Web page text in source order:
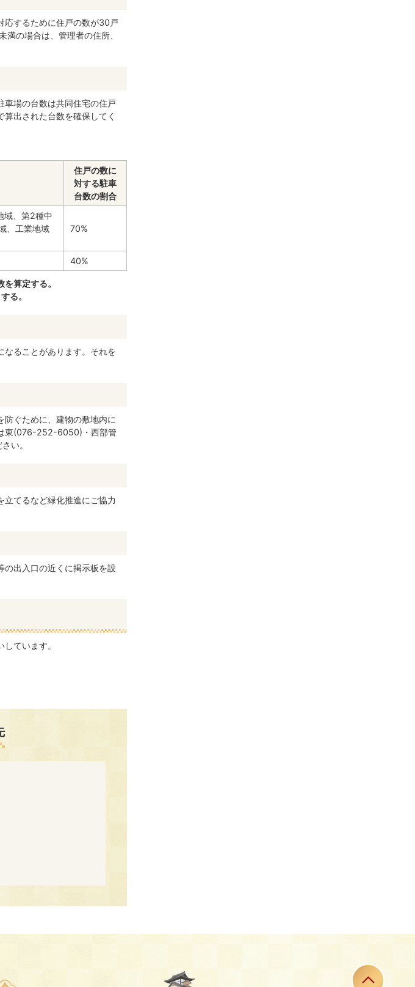
応するために住戸の数が30戸
の場合は、管理者の住所、
車場の台数は共同住宅の住戸
出された台数を確保してく
住戸の数に
対する駐車
台数の割合
域、第2種中
、工業地域
70%
40%
算定する。
る。
なることがあります。それを
防ぐために、建物の敷地内に
東(076-252-6050)・西部管
い。
てるなど緑化推進にご協力
の出入口の近くに掲示板を設
ています。